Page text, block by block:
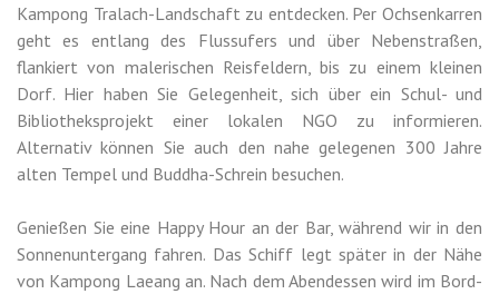
Kampong Tralach-Landschaft zu entdecken. Per Ochsenkarren
geht es entlang des Flussufers und über Nebenstraßen,
flankiert von malerischen Reisfeldern, bis zu einem kleinen
Dorf. Hier haben Sie Gelegenheit, sich über ein Schul- und
Bibliotheksprojekt einer lokalen NGO zu informieren.
Alternativ können Sie auch den nahe gelegenen 300 Jahre
alten Tempel und Buddha-Schrein besuchen.
Genießen Sie eine Happy Hour an der Bar, während wir in den
Sonnenuntergang fahren. Das Schiff legt später in der Nähe
von Kampong Laeang an. Nach dem Abendessen wird im Bord-